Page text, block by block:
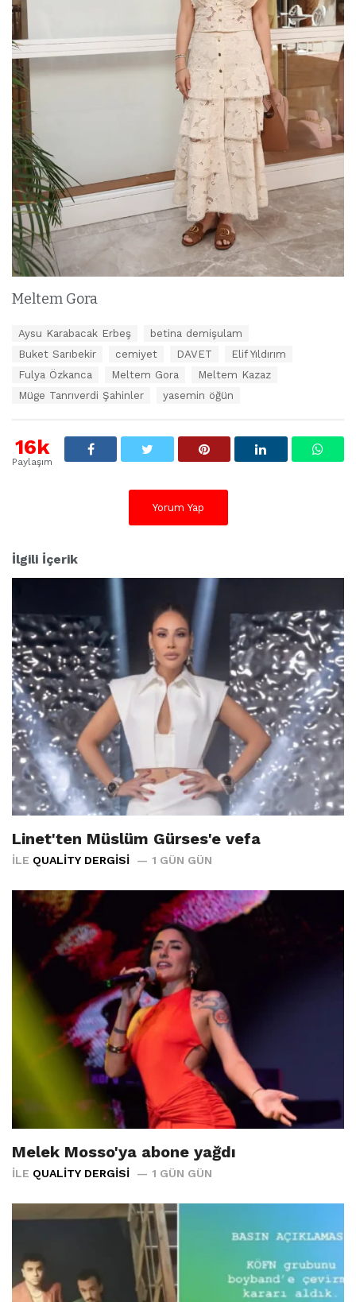
Meltem Gora
r
:
Aysu Karabacak Erbeş
betina demişulam
Buket Sarıbekir
cemiyet DAVET
Elif Yıldırım
Fulya Özkanca
Meltem Gora
Meltem Kazaz
Müge Tanrıverdi Şahinler
yasemin öğün
16k
Paylaşım
Yorum Yap
İlgili İçerik
Linet'ten Müslüm Gürses'e vefa
İLE QUALITY DERGISI 1 GÜN GÜN
Melek Mosso'ya abone yağdı
İLE QUALITY DERGISI 1 GÜN GÜN